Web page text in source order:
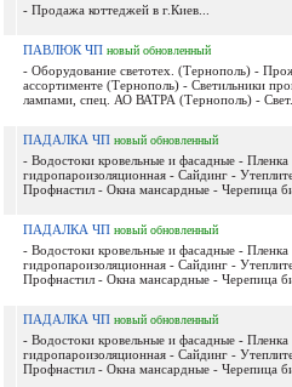
- Продажа коттеджей в г.Киев...
ПАВЛЮК ЧП новый обновленный
- Оборудование светотех. (Тернополь) -
ассортименте (Тернополь) - Светильники
лампами, спец. АО ВАТРА (Тернополь) -
ПАДАЛКА ЧП новый обновленный
- Водостоки кровельные и фасадные - Пленка
гидропароизоляционная - Сайдинг -
Профнастил - Окна мансардные - Черепица
ПАДАЛКА ЧП новый обновленный
- Водостоки кровельные и фасадные - Пленка
гидропароизоляционная - Сайдинг -
Профнастил - Окна мансардные - Черепица
ПАДАЛКА ЧП новый обновленный
- Водостоки кровельные и фасадные - Пленка
гидропароизоляционная - Сайдинг -
Профнастил - Окна мансардные - Черепица